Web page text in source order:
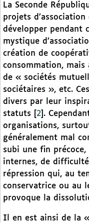
La Seconde
projets
développer pendant
mystique
création de
consommation, mais
de « sociétés
sociétaires », etc.
divers par leur
statuts
2 .
organisations,
généralement mal
subi une fin
internes, de
répression qui, au
conservatrice ou au
provoque la
Il en est ainsi de la